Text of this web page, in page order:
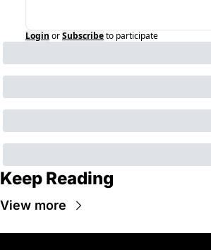
Login orSubscribeto participate
Keep Reading
View more